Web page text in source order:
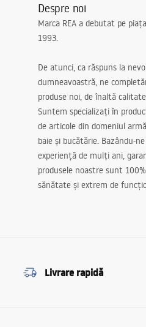
Despre noi
Marca REA a debutat pe
1993.
De atunci, ca răspuns la
dumneavoastră, ne
produse noi, de înaltă
Suntem specializați în
de articole din domeniul
baie și bucătărie. Bazându-
experiență de mulți ani,
produsele noastre sunt
sănătate și extrem de
Livrare rapidă